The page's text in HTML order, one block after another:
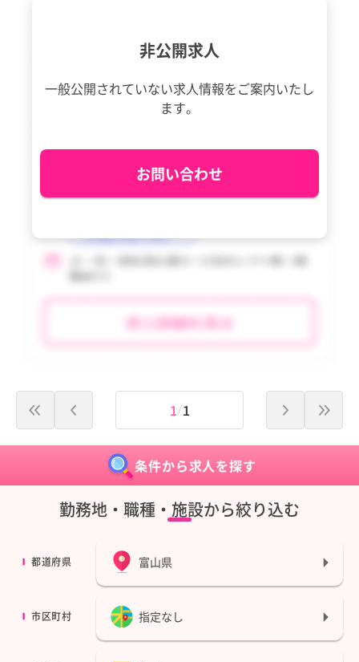
非公開求人
一般公開されていない求人情報をご案内いたし
ます。
お問い合わせ
1 1
条件から求人を探す
勤務地・職種・施設から絞り込む
都道府県 富山県
市区町村 指定なし